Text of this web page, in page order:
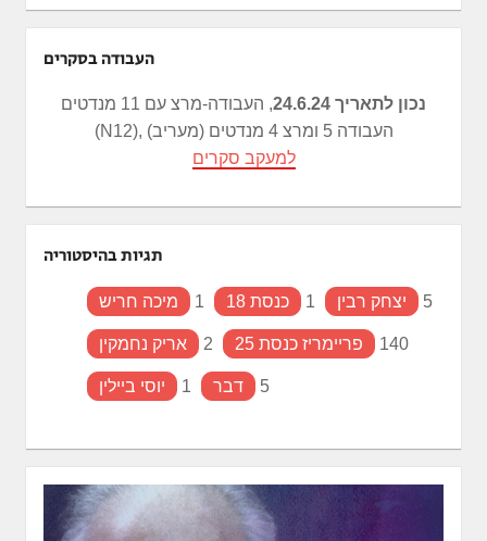
העבודה בסקרים
נכון לתאריך 24.6.24
, העבודה-מרצ עם 11 מנדטים
(N12), העבודה 5 ומרצ 4 מנדטים (מעריב)
למעקב סקרים
תגיות בהיסטוריה
מיכה חריש 1 כנסת 18 1 יצחק רבין 5
אריק נחמקין 2 פריימריז כנסת 25 140
יוסי ביילין 1 דבר 5